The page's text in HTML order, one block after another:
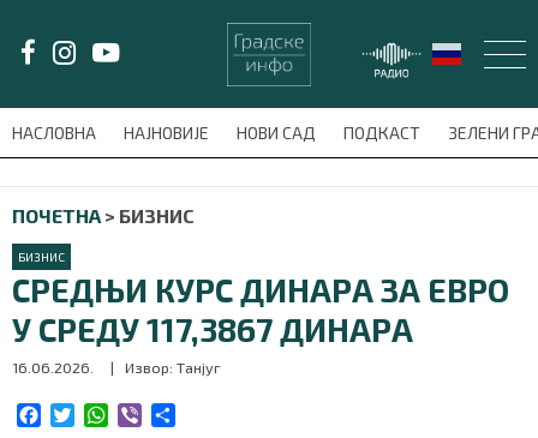
НАСЛОВНА НАЈНОВИЈЕ НОВИ САД ПОДКАСТ ЗЕЛЕНИ
meni'); $this_item = current( wp_filter_object_list(
ПОЧЕТНА > БИЗНИС
БИЗНИС
СРЕДЊИ КУРС ДИНАРА ЗА ЕВРО
У СРЕДУ 117,3867 ДИНАРА
16.06.2026. | Извор: Танјуг
W
LAT/ЋИР
НАСЛОВНА
НАЈНОВИЈЕ
НОВИ САД
ПОДКАСТ